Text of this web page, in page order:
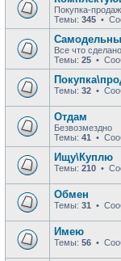
Покупка-
Темы: 345 •
Все что
Темы: 25 •
Темы: 32 •
Отдам
Безвозмездно
Темы: 41 •
Ищу\Куплю
Темы: 210 •
Обмен
Темы: 31 •
Имею
Темы: 56 •